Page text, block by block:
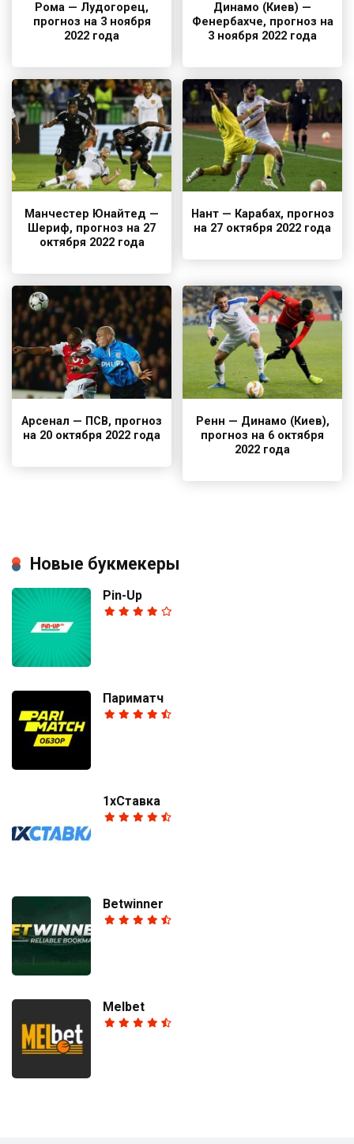
Рома — Лудогорец,
прогноз на 3 ноября
2022 года
Динамо (Киев) —
Фенербахче, прогноз на
3 ноября 2022 года
Манчестер Юнайтед —
Шериф, прогноз на 27
октября 2022 года
Нант — Карабах, прогноз
на 27 октября 2022 года
Арсенал — ПСВ, прогноз
на 20 октября 2022 года
Ренн — Динамо (Киев),
прогноз на 6 октября
2022 года
Новые букмекеры
Pin-Up
Париматч
1хСтавка
Betwinner
Melbet